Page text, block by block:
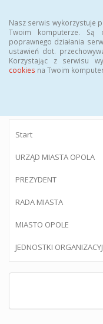
Nasz serwis wykorzystuje
Twoim komputerze. Są
poprawnego działania
ustawień dot.
Korzystając z serwisu
cookies na Twoim
BIULETYN
Start
URZĄD MIASTA OPOLA
PREZYDENT
RADA MIASTA
MIASTO OPOLE
JEDNOSTKI